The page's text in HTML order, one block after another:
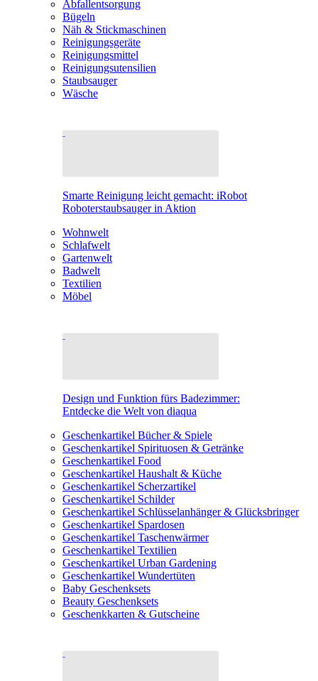
Abfallentsorgung
Bügeln
Näh & Stickmaschinen
Reinigungsgeräte
Reinigungsmittel
Reinigungsutensilien
Staubsauger
Wäsche
Smarte Reinigung leicht gemacht: iRobot
Roboterstaubsauger in Aktion
Wohnwelt
Schlafwelt
Gartenwelt
Badwelt
Textilien
Möbel
Design und Funktion fürs Badezimmer:
Entdecke die Welt von diaqua
Geschenkartikel Bücher & Spiele
Geschenkartikel Spirituosen & Getränke
Geschenkartikel Food
Geschenkartikel Haushalt & Küche
Geschenkartikel Scherzartikel
Geschenkartikel Schilder
Geschenkartikel Schlüsselanhänger & Glücksbringer
Geschenkartikel Spardosen
Geschenkartikel Taschenwärmer
Geschenkartikel Textilien
Geschenkartikel Urban Gardening
Geschenkartikel Wundertüten
Baby Geschenksets
Beauty Geschenksets
Geschenkkarten & Gutscheine